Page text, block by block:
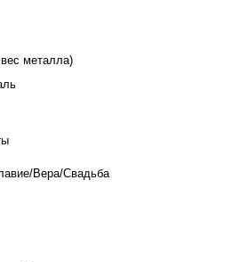
металла)
Вера/Свадьба